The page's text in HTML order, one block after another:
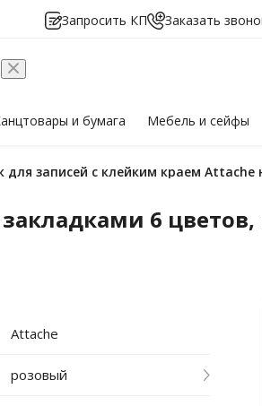
Запросить КП Заказать
и бумага Мебельи сейфы
для записей с клейким краем
6
Attache
розовый